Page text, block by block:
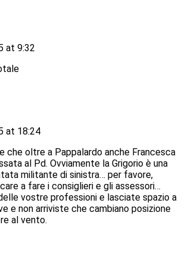
at 9:32
at 18:24
che oltre a Pappalardo anche Francesca
al Pd. Ovviamente la Grigorio è una
militante di sinistra… per favore,
a fare i consiglieri e gli assessori…
vostre professioni e lasciate spazio a
e non arriviste che cambiano posizione
al vento.